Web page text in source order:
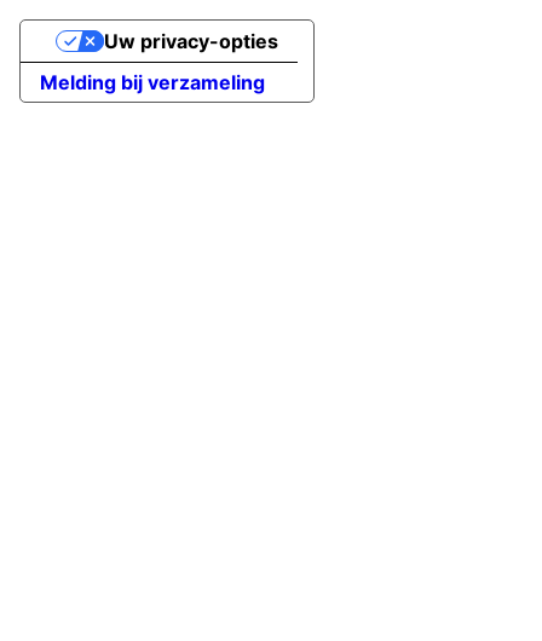
Melding bij verzameling
Uw privacy-opties